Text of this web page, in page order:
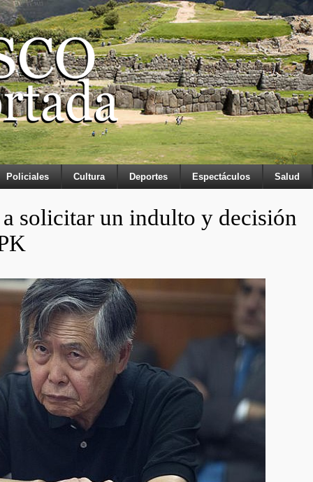
Policiales Cultura Deportes Espectáculos Salud
solicitar un indulto y decisión